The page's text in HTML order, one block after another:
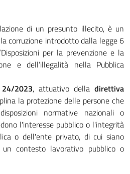
di un presunto illecito, è un
corruzione introdotto dalla legge 6
per la prevenzione e la
e dell’illegalità nella Pubblica
2023, attuativo delladirettiva
la protezione delle persone che
normative nazionali o
l'interesse pubblico o l'integrità
o dell'ente privato, di cui siano
contesto lavorativo pubblico o